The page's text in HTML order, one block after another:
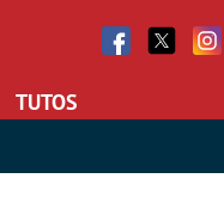
Facebook
Twitter
TUTOS